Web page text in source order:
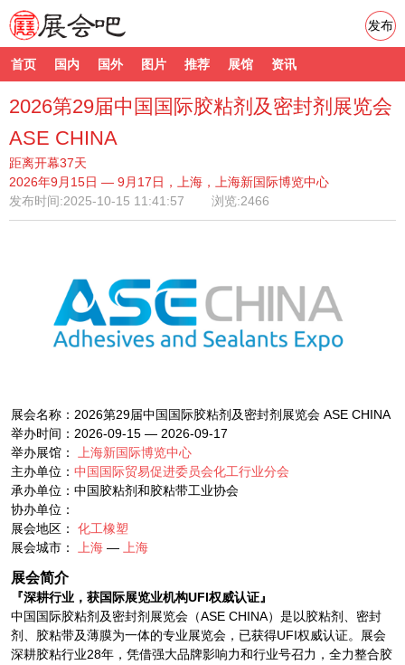
首页 国内 国外 图片 推荐 展馆 资讯
发布
2026第29届中国国际胶粘剂及密封剂展览会
ASE CHINA
距离开幕37天
2026年9月15日 — 9月17日，上海，上海新国际博览中心
发布时间:2025-10-15 11:41:57 浏览:2466
展会名称：2026第29届中国国际胶粘剂及密封剂展览会 ASE CHINA
举办时间：2026-09-15 — 2026-09-17
举办展馆： 上海新国际博览中心
主办单位： 中国国际贸易促进委员会化工行业分会
承办单位：中国胶粘剂和胶粘带工业协会
协办单位：
展会地区： 化工橡塑
展会城市： 上海 — 上海
展会简介
『深耕行业，获国际展览业机构UFI权威认证』
中国国际胶粘剂及密封剂展览会（ASE CHINA）是以胶粘剂、密封
剂、胶粘带及薄膜为一体的专业展览会，已获得UFI权威认证。展会
深耕胶粘行业28年，凭借强大品牌影响力和行业号召力，全力整合胶